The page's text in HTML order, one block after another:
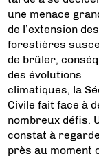
une menace
de l’extension
forestières
de brûler,
des évolutions
climatiques, la
Civile fait face à
nombreux défis.
constat à
près au moment